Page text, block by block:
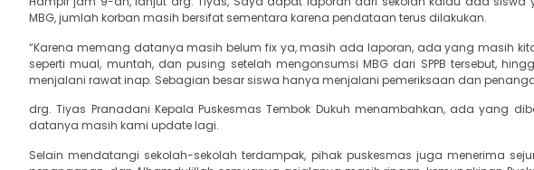
MBG, jumlah korban masih bersifat sementara karena pendataan terus dilakukan.
“Karena memang datanya masih belum fix ya, masih ada laporan, ada yang masih
seperti mual, muntah, dan pusing setelah mengonsumsi MBG dari SPPB tersebut,
menjalani rawat inap. Sebagian besar siswa hanya menjalani pemeriksaan dan
drg. Tiyas Pranadani Kepala Puskesmas Tembok Dukuh menambahkan, ada yang
datanya masih kami update lagi.
Selain mendatangi sekolah-sekolah terdampak, pihak puskesmas juga menerima